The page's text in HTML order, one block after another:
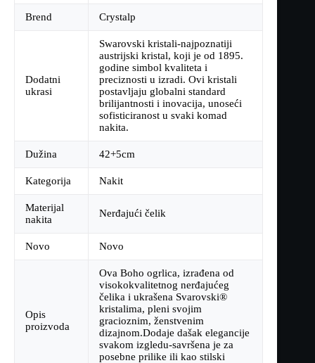
Brend Crystalp
Dodatni
ukrasi
Swarovski kristali-najpoznatiji
austrijski kristal, koji je od 1895.
godine simbol kvaliteta i
preciznosti u izradi. Ovi kristali
postavljaju globalni standard
brilijantnosti i inovacija, unoseći
sofisticiranost u svaki komad
nakita.
Dužina 42+5cm
Kategorija Nakit
Materijal
nakita
Nerđajući čelik
Novo Novo
Opis
proizvoda
Ova Boho ogrlica, izrađena od
visokokvalitetnog nerđajućeg
čelika i ukrašena Svarovski®
kristalima, pleni svojim
gracioznim, ženstvenim
dizajnom.Dodaje dašak elegancije
svakom izgledu-savršena je za
posebne prilike ili kao stilski